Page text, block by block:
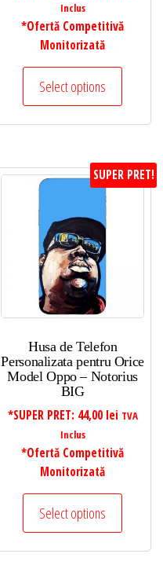
Inclus
*Ofertă Competitivă
Monitorizată
Select options
SUPER PRET!
Husa de Telefon
Personalizata pentru Orice
Model Oppo – Notorius
BIG
*SUPER PRET: 44,00 lei TVA
Inclus
*Ofertă Competitivă
Monitorizată
Select options